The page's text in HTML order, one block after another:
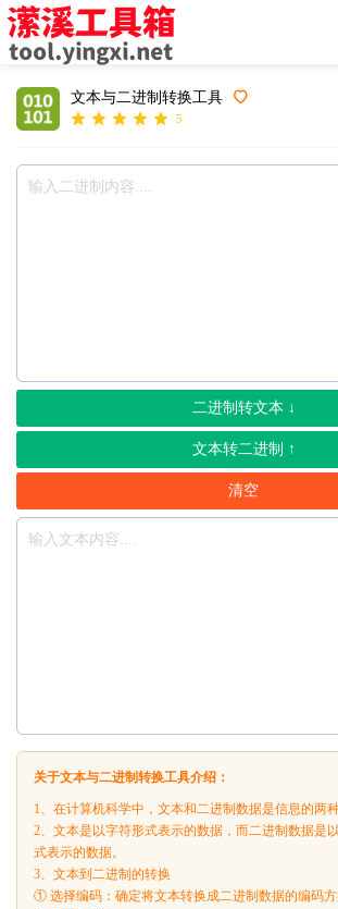
文本与二进制转换工具
5
二进制转文本 ↓
文本转二进制 ↑
清空
关于文本与二进制转换工具介绍：
1、在计算机科学中，文本和二进制数据是信息的两
2、文本是以字符形式表示的数据，而二进制数据是
式表示的数据。
3、文本到二进制的转换
① 选择编码：确定将文本转换成二进制数据的编码